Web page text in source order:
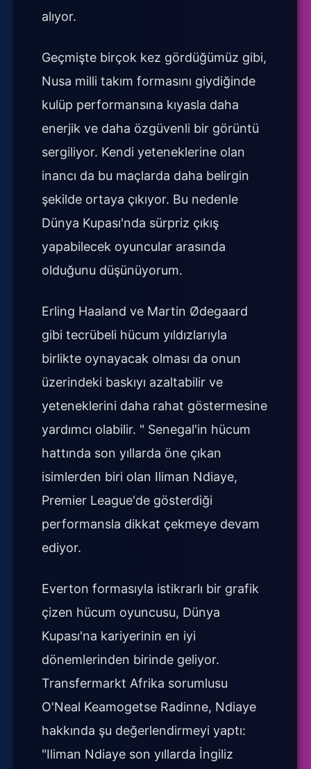
alıyor.
Geçmişte birçok kez gördüğümüz gibi,
Nusa milli takım formasını giydiğinde
kulüp performansına kıyasla daha
enerjik ve daha özgüvenli bir görüntü
sergiliyor. Kendi yeteneklerine olan
inancı da bu maçlarda daha belirgin
şekilde ortaya çıkıyor. Bu nedenle
Dünya Kupası'nda sürpriz çıkış
yapabilecek oyuncular arasında
olduğunu düşünüyorum.
Erling Haaland ve Martin Ødegaard
gibi tecrübeli hücum yıldızlarıyla
birlikte oynayacak olması da onun
üzerindeki baskıyı azaltabilir ve
yeteneklerini daha rahat göstermesine
yardımcı olabilir. " Senegal'in hücum
hattında son yıllarda öne çıkan
isimlerden biri olan Iliman Ndiaye,
Premier League'de gösterdiği
performansla dikkat çekmeye devam
ediyor.
Everton formasıyla istikrarlı bir grafik
çizen hücum oyuncusu, Dünya
Kupası'na kariyerinin en iyi
dönemlerinden birinde geliyor.
Transfermarkt Afrika sorumlusu
O'Neal Keamogetse Radinne, Ndiaye
hakkında şu değerlendirmeyi yaptı:
"Iliman Ndiaye son yıllarda İngiliz